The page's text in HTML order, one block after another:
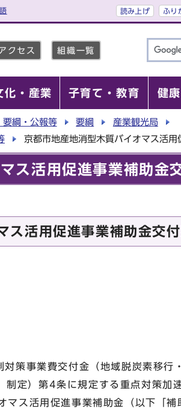
読み上げ ふり
クセス 組織一覧
化・産業 子育て・教育 健
要綱・公報等 要綱
産業観光局
京都市地産地消型木質バイオマス活用
ス活用促進事業補助金
ス活用促進事業補助金交付
策事業費交付金（地域脱炭素移行
第4条に規定する重点対策加速
マス活用促進事業補助金（以下「